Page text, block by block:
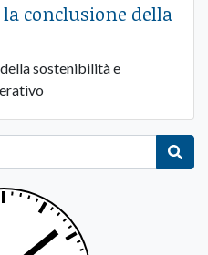
conclusione della
sostenibilità e